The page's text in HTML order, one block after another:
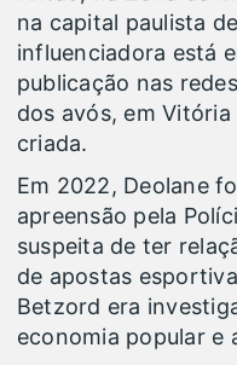
na capital paulista
influenciadora está
publicação nas
dos avós, em
criada.
Em 2022, Deolane
apreensão pela
suspeita de ter
de apostas
Betzord era
economia popular e